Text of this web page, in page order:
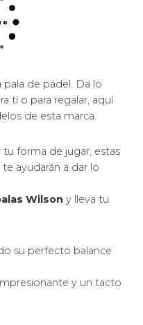
pala de pádel. Da lo
tí o para regalar, aquí
de esta marca.
tu forma de jugar, estas
ayudarán a dar lo
Wilson y lleva tu
su perfecto balance
y un tacto